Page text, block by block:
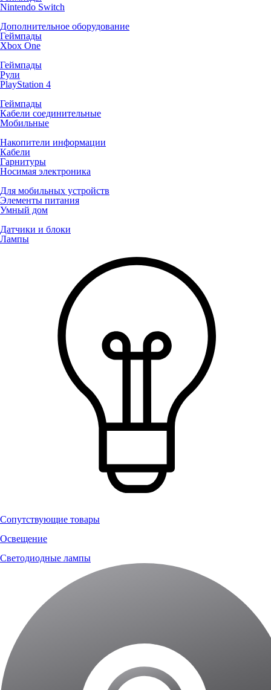
Nintendo Switch
Дополнительное оборудование
Геймпады
Xbox One
Геймпады
Рули
PlayStation 4
Геймпады
Кабели соединительные
Мобильные
Накопители информации
Кабели
Гарнитуры
Носимая электроника
Для мобильных устройств
Элементы питания
Умный дом
Датчики и блоки
Лампы
Сопутствующие товары
Освещение
Светодиодные лампы